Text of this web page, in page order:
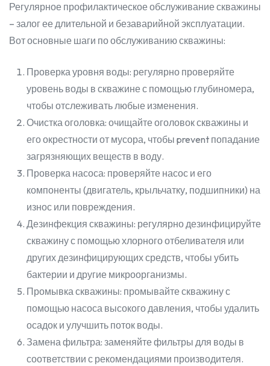
Регулярное профилактическое обслуживание скважины
– залог ее длительной и безаварийной эксплуатации.
Вот основные шаги по обслуживанию скважины:
Проверка уровня воды: регулярно проверяйте
уровень воды в скважине с помощью глубиномера,
чтобы отслеживать любые изменения.
Очистка оголовка: очищайте оголовок скважины и
его окрестности от мусора, чтобы prevent попадание
загрязняющих веществ в воду.
Проверка насоса: проверяйте насос и его
компоненты (двигатель, крыльчатку, подшипники) на
износ или повреждения.
Дезинфекция скважины: регулярно дезинфицируйте
скважину с помощью хлорного отбеливателя или
других дезинфицирующих средств, чтобы убить
бактерии и другие микроорганизмы.
Промывка скважины: промывайте скважину с
помощью насоса высокого давления, чтобы удалить
осадок и улучшить поток воды.
Замена фильтра: заменяйте фильтры для воды в
соответствии с рекомендациями производителя.